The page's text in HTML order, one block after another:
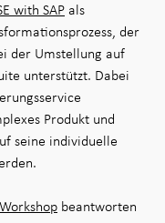
with SAP als
der
der Umstellung auf
unterstützt. Dabei
Produkt und
seine individuelle
beantworten